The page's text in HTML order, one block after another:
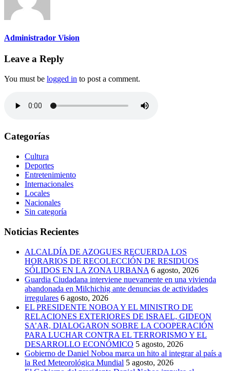
Administrador Vision
Leave a Reply
You must be logged in to post a comment.
Categorías
Cultura
Deportes
Entretenimiento
Internacionales
Locales
Nacionales
Sin categoría
Noticias Recientes
ALCALDÍA DE AZOGUES RECUERDA LOS
HORARIOS DE RECOLECCIÓN DE RESIDUOS
SÓLIDOS EN LA ZONA URBANA 6 agosto, 2026
Guardia Ciudadana interviene nuevamente en una vivienda
abandonada en Milchichig ante denuncias de actividades
irregulares 6 agosto, 2026
EL PRESIDENTE NOBOA Y EL MINISTRO DE
RELACIONES EXTERIORES DE ISRAEL, GIDEON
SA’AR, DIALOGARON SOBRE LA COOPERACIÓN
PARA LUCHAR CONTRA EL TERRORISMO Y EL
DESARROLLO ECONÓMICO 5 agosto, 2026
Gobierno de Daniel Noboa marca un hito al integrar al país a
la Red Meteorológica Mundial 5 agosto, 2026